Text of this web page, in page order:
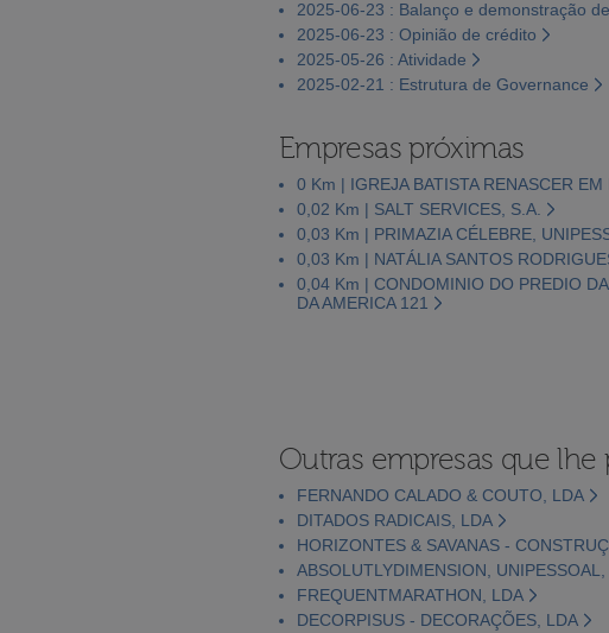
2025-06-23 : Balanço e demonstração
2025-06-23 : Opinião de crédito
2025-05-26 : Atividade
2025-02-21 : Estrutura de Governance
Empresas próximas
0 Km | IGREJA BATISTA RENASCER EM
0,02 Km | SALT SERVICES, S.A.
0,03 Km | PRIMAZIA CÉLEBRE,
0,03 Km | NATÁLIA SANTOS
0,04 Km | CONDOMINIO DO PREDIO
DA AMERICA 121
Outras empresas que
FERNANDO CALADO & COUTO, LDA
DITADOS RADICAIS, LDA
HORIZONTES & SAVANAS -
ABSOLUTLYDIMENSION,
FREQUENTMARATHON, LDA
DECORPISUS - DECORAÇÕES, LDA